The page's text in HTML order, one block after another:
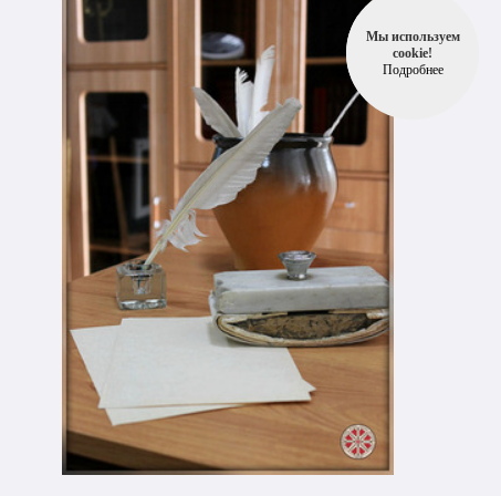
Мы используем
cookie!
Подробнее